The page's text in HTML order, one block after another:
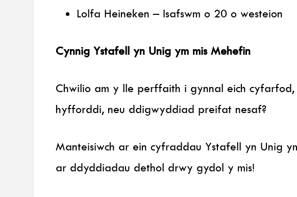
Lolfa Heineken – Isafswm o 20 o westeion
Cynnig Ystafell yn Unig ym mis Mehefin
Chwilio am y lle perffaith i gynnal eich
hyfforddi, neu ddigwyddiad preifat nesaf?
Manteisiwch ar ein cyfraddau Ystafell yn Unig
ar ddyddiadau dethol drwy gydol y mis!